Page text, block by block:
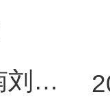
江南刘德华